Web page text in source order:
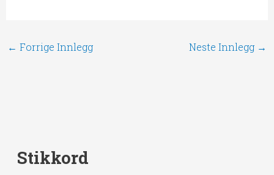
← Forrige Innlegg Neste Innlegg →
Stikkord